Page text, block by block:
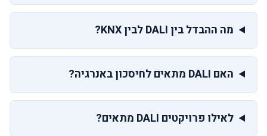
מה ההבדל בין DALI לבין KNX?
האם DALI מתאים לחיסכון באנרגיה?
לאילו פרויקטים DALI מתאים?